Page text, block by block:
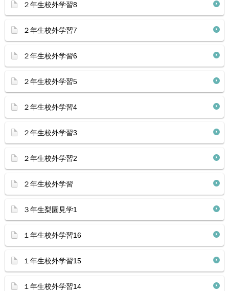
２年生校外学習8
２年生校外学習7
２年生校外学習6
２年生校外学習5
２年生校外学習4
２年生校外学習3
２年生校外学習2
２年生校外学習
３年生梨園見学1
１年生校外学習16
１年生校外学習15
１年生校外学習14